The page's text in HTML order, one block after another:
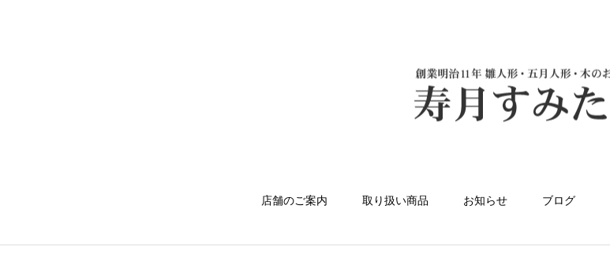
店舗のご案内 取り扱い商品 お知らせ ブログ